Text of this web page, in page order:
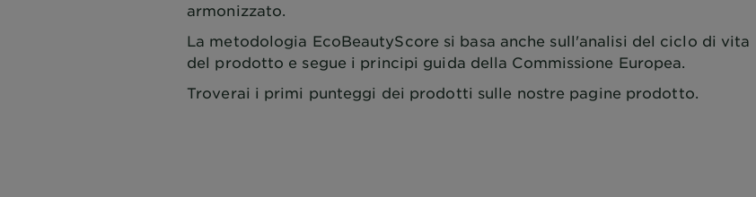
armonizzato.
La metodologia EcoBeautyScore si basa anche sull'analisi del ciclo di vita
del prodotto e segue i principi guida della Commissione Europea.
Troverai i primi punteggi dei prodotti sulle nostre pagine prodotto.